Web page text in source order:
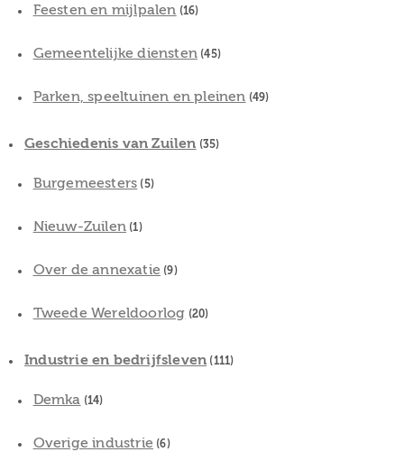
Feesten en mijlpalen (16)
Gemeentelijke diensten (45)
Parken, speeltuinen en pleinen (49)
Geschiedenis van Zuilen (35)
Burgemeesters (5)
Nieuw-Zuilen (1)
Over de annexatie (9)
Tweede Wereldoorlog (20)
Industrie en bedrijfsleven (111)
Demka (14)
Overige industrie (6)